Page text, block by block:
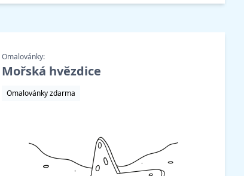
Omalovánky:
Mořská hvězdice
Omalovánky zdarma